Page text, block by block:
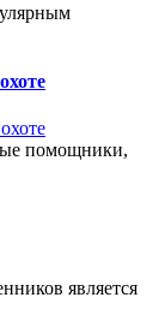
помощники,
является